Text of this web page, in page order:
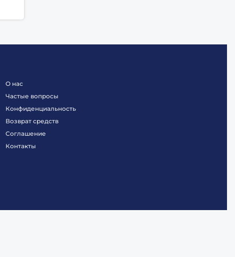
О нас
Частые вопросы
Конфиденциальность
Возврат средств
Соглашение
Контакты